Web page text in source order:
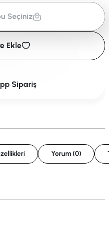
Seçiniz
Ekle
Sipariş
Yorum (0)